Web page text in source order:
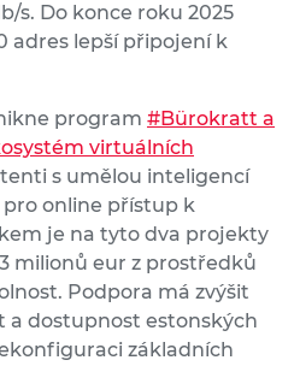
s. Do konce roku 2025
adres lepší připojení k
program #Bürokratt a
virtuálních
s umělou inteligencí
online přístup k
je na tyto dva projekty
milionů eur z prostředků
Podpora má zvýšit
a dostupnost estonských
základních